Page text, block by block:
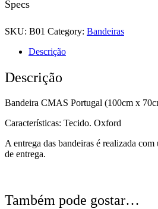
Specs
SKU: B01 Category: Bandeiras
Descrição
Descrição
Bandeira CMAS Portugal (100cm x
Características: Tecido. Oxford
A entrega das bandeiras é realizada
de entrega.
Também pode gostar…